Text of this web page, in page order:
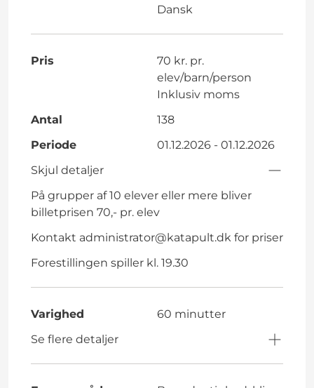
Dansk
Pris
70 kr. pr.
elev/barn/person
Inklusiv moms
Antal
138
Periode
01.12.2026 - 01.12.2026
Skjul detaljer
På grupper af 10 elever eller mere bliver
billetprisen 70,- pr. elev
Kontakt administrator@katapult.dk for priser
Forestillingen spiller kl. 19.30
Varighed
60 minutter
Se flere detaljer